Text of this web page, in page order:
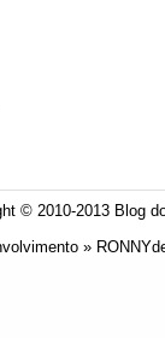
© 2010-2013 Blog
»